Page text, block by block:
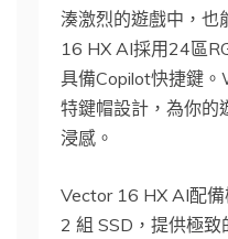
湊激烈的遊戲中，也
16 HX AI採用24區
具備Copilot快捷鍵
特鍵帽設計，為你的
浸感。
Vector 16 HX AI配
2 組 SSD，提供極